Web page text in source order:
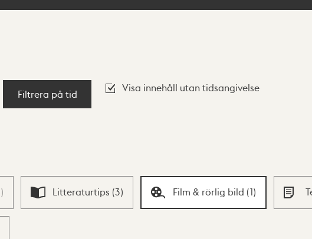
Filtrera på tid
Visa innehåll utan tidsangivelse
) Litteraturtips (3) Film & rörlig bild (1)